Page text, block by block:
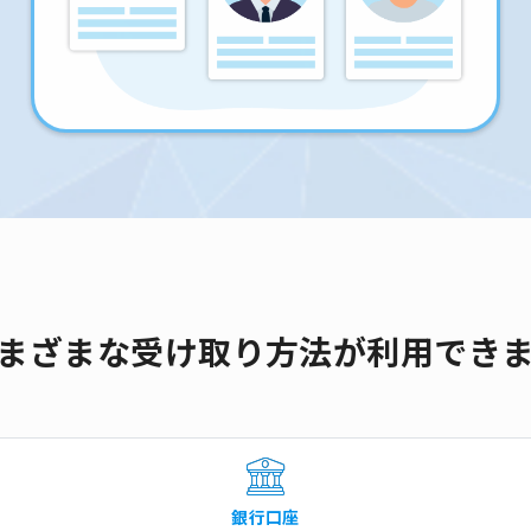
ざまな受け取り方法が利用でき
銀行口座